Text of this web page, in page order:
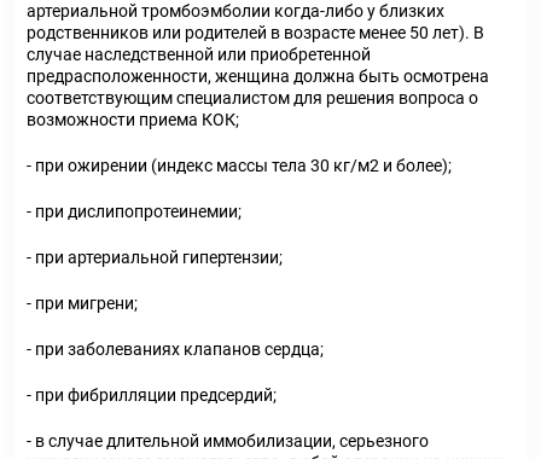
артериальной тромбоэмболии когда-либо у близких
родственников или родителей в возрасте менее 50 лет). В
случае наследственной или приобретенной
предрасположенности, женщина должна быть осмотрена
соответствующим специалистом для решения вопроса о
возможности приема КОК;
- при ожирении (индекс массы тела 30 кг/м2 и более);
- при дислипопротеинемии;
- при артериальной гипертензии;
- при мигрени;
- при заболеваниях клапанов сердца;
- при фибрилляции предсердий;
- в случае длительной иммобилизации, серьезного